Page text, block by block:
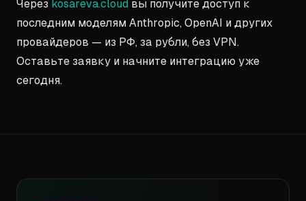
Через kosareva.cloud вы получите доступ к
последним моделям Anthropic, OpenAI и других
провайдеров — из РФ, за рубли, без VPN.
Оставьте заявку и начните интеграцию уже
сегодня.